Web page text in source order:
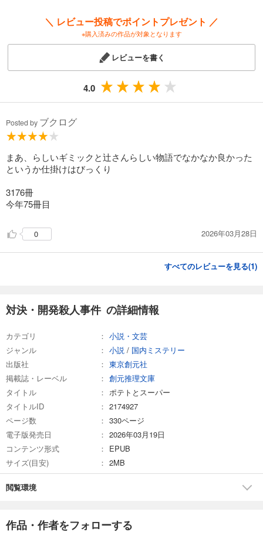
＼ レビュー投稿でポイントプレゼント ／
※購入済みの作品が対象となります
レビューを書く
4.0
Posted by ブクログ
まあ、らしいギミックと辻さんらしい物語でなかなか良かった
というか仕掛けはびっくり
3176冊
今年75冊目
0 2026年03月28日
すべてのレビューを見る(1)
対決・開発殺人事件 の詳細情報
カテゴリ
小説・文芸
ジャンル
小説 / 国内ミステリー
出版社
東京創元社
掲載誌・レーベル
創元推理文庫
タイトル
ポテトとスーパー
タイトルID
2174927
ページ数
330ページ
電子版発売日
2026年03月19日
コンテンツ形式
EPUB
サイズ(目安)
2MB
閲覧環境
作品・作者をフォローする